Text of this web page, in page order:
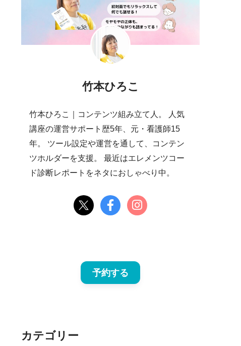
竹本ひろこ
竹本ひろこ｜コンテンツ組み立て人。 人気
講座の運営サポート歴5年、元・看護師15
年。 ツール設定や運営を通して、コンテン
ツホルダーを支援。 最近はエレメンツコー
ド診断レポートをネタにおしゃべり中。
予約する
カテゴリー